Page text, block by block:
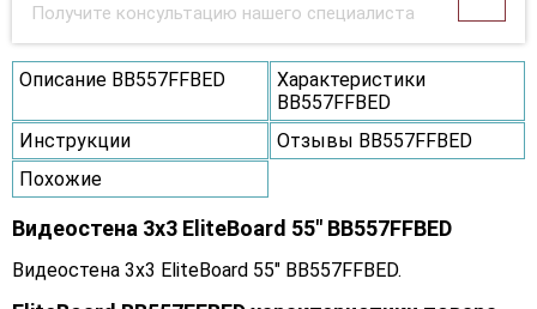
Получите консультацию нашего специалиста
Описание BB557FFBED
Характеристики
BB557FFBED
Инструкции
Отзывы BB557FFBED
Похожие
Видеостена 3x3 EliteBoard 55" BB557FFBED
Видеостена 3x3 EliteBoard 55" BB557FFBED.